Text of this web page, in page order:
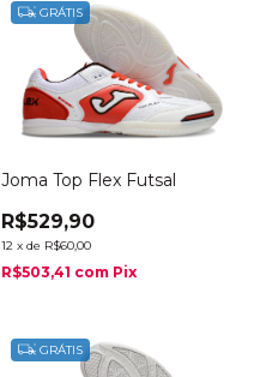
GRÁTIS
Joma Top Flex Futsal
R$529,90
12 x de R$60,00
R$503,41 com Pix
GRÁTIS